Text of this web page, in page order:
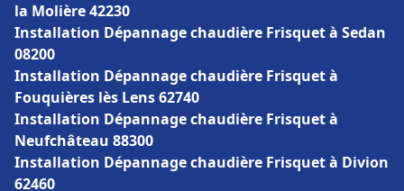
la Molière 42230
Installation Dépannage chaudière Frisquet à Sedan
08200
Installation Dépannage chaudière Frisquet à
Fouquières lès Lens 62740
Installation Dépannage chaudière Frisquet à
Neufchâteau 88300
Installation Dépannage chaudière Frisquet à Divion
62460